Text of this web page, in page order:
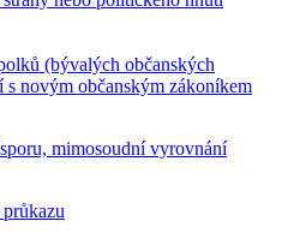
(bývalých občanských
s novým občanským zákoníkem
mimosoudní vyrovnání